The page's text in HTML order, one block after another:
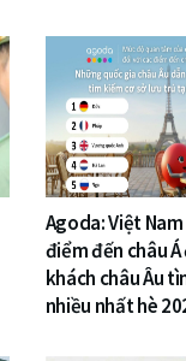
Agoda: Việt
điểm đến châu
khách châu Âu
nhiều nhất hè